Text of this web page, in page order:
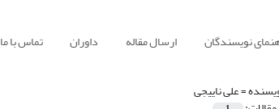
نویسندگان ارسال مقاله داوران تماس با ما
=علی ناییجی